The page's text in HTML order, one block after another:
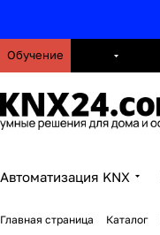
Обучение
Автоматизация KNX
Главная страница Каталог